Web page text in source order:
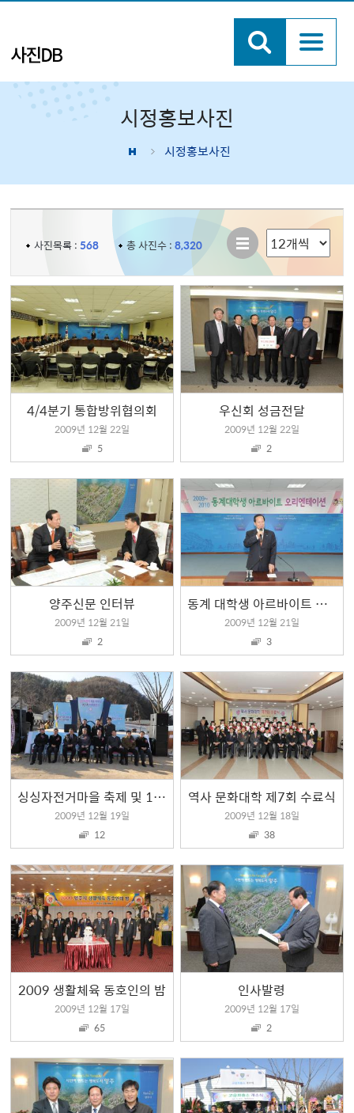
시정홍보사진
시정홍보사진
사진목록 :568 총 사진수 :8,320
4/4분기 통합방위협의회
2009년 12월 22일
5
우신회 성금전달
2009년 12월 22일
2
양주신문 인터뷰
2009년 12월 21일
2
동계 대학생 아르바이트 오리엔테이션
2009년 12월 21일
3
싱싱자전거마을 축제 및 1사1촌 자매결연식
2009년 12월 19일
12
역사 문화대학 제7회 수료식
2009년 12월 18일
38
2009 생활체육 동호인의 밤
2009년 12월 17일
65
인사발령
2009년 12월 17일
2